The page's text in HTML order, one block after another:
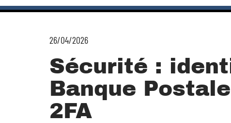
26/04/2026
Sécurité :
Banque
2FA